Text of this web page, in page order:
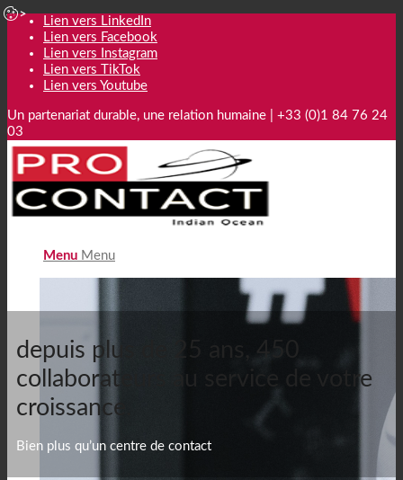
Lien vers LinkedIn
Lien vers Facebook
Lien vers Instagram
Lien vers TikTok
Lien vers Youtube
Un partenariat durable, une relation humaine | +33 (0)1 84 76 24
03
Menu Menu
depuis plus de 25 ans, 450
collaborateurs au service de votre
croissance.
Bien plus qu’un centre de contact